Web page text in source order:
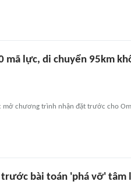
mã lực, di chuyển 95km
mở chương trình nhận đặt trước cho
trước bài toán 'phá vỡ'